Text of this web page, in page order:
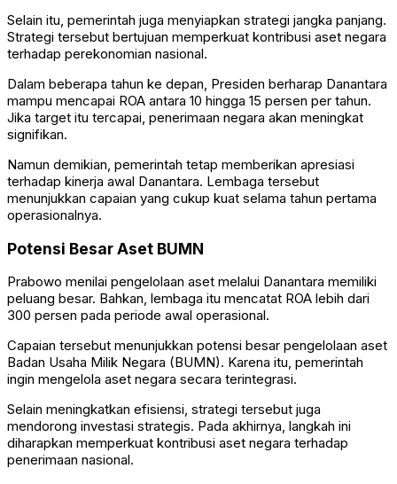
Selain itu, pemerintah juga menyiapkan strategi jangka panjang.
Strategi tersebut bertujuan memperkuat kontribusi aset negara
terhadap perekonomian nasional.
Dalam beberapa tahun ke depan, Presiden berharap Danantara
mampu mencapai ROA antara 10 hingga 15 persen per tahun.
Jika target itu tercapai, penerimaan negara akan meningkat
signifikan.
Namun demikian, pemerintah tetap memberikan apresiasi
terhadap kinerja awal Danantara. Lembaga tersebut
menunjukkan capaian yang cukup kuat selama tahun pertama
operasionalnya.
Potensi Besar Aset BUMN
Prabowo menilai pengelolaan aset melalui Danantara memiliki
peluang besar. Bahkan, lembaga itu mencatat ROA lebih dari
300 persen pada periode awal operasional.
Capaian tersebut menunjukkan potensi besar pengelolaan aset
Badan Usaha Milik Negara (BUMN). Karena itu, pemerintah
ingin mengelola aset negara secara terintegrasi.
Selain meningkatkan efisiensi, strategi tersebut juga
mendorong investasi strategis. Pada akhirnya, langkah ini
diharapkan memperkuat kontribusi aset negara terhadap
penerimaan nasional.